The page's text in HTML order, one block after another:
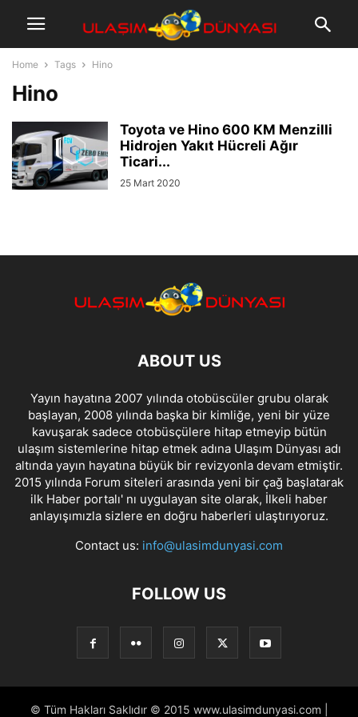
Home Tags Hino
Hino
Toyota ve Hino 600 KM Menzilli
Hidrojen Yakıt Hücreli Ağır
Ticari...
25 Mart 2020
ABOUT US
Yayın hayatına 2007 yılında otobüscüler grubu olarak
başlayan, 2008 yılında başka bir kimliğe, yeni bir yüze
kavuşarak sadece otobüsçülere hitap etmeyip bütün
ulaşım sistemlerine hitap etmek adına Ulaşım Dünyası adı
altında yayın hayatına büyük bir revizyonla devam etmiştir.
2015 yılında Forum siteleri arasında yeni bir çağ başlatarak
ilk Haber portalı' nı uygulayan site olarak, İlkeli haber
anlayışımızla sizlere en doğru haberleri ulaştırıyoruz.
Contact us: info@ulasimdunyasi.com
FOLLOW US
© Tüm Hakları Saklıdır © 2015 www.ulasimdunyasi.com |